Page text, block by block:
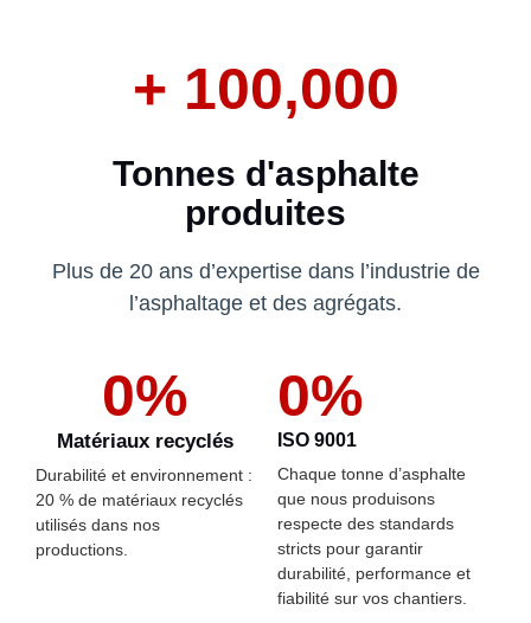
+ 100,000
Tonnes d'asphalte
produites
Plus de 20 ans d’expertise dans l’industrie de
l’asphaltage et des agrégats.
Matériaux recyclés
0%
Durabilité et environnement :
20 % de matériaux recyclés
utilisés dans nos
productions.
ISO 9001
0%
Chaque tonne d’asphalte
que nous produisons
respecte des standards
stricts pour garantir
durabilité, performance et
fiabilité sur vos chantiers.